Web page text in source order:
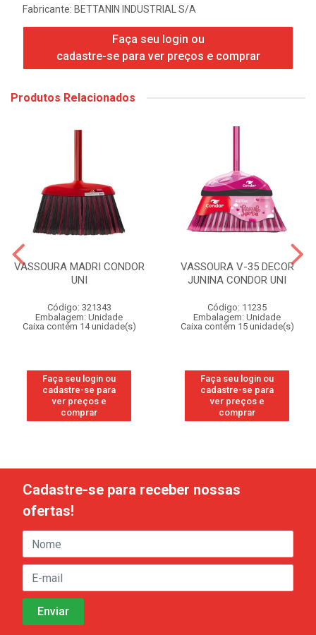
Fabricante: BETTANIN INDUSTRIAL S/A
Faça seu login ou
cadastre-se para ver preços e comprar
Produtos Relacionados
VASSOURA MADRI CONDOR
UNI
Código: 321343
Embalagem: Unidade
Caixa contém 14 unidade(s)
Faça seu login ou
cadastre-se para
ver preços e
comprar
VASSOURA V-35 DECOR
JUNINA CONDOR UNI
Código: 11235
Embalagem: Unidade
Caixa contém 15 unidade(s)
Faça seu login ou
cadastre-se para
ver preços e
comprar
Cadastre-se para receber nossas
ofertas!